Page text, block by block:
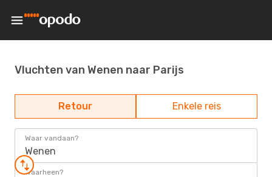
Vluchten van Wenen naar Parijs
Retour Enkele reis
Waar vandaan?
Wenen
Waarheen?